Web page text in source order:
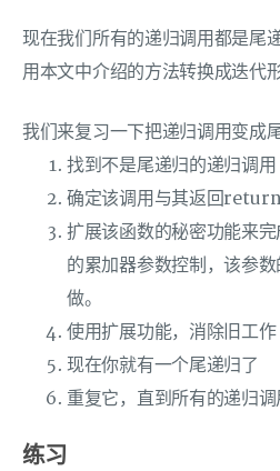
现在我们所有的递归调用都是尾
用本文中介绍的方法转换成迭代
我们来复习一下把递归调用变成
找到不是尾递归的递归调用
确定该调用与其返回
扩展该函数的秘密功能来
的累加器参数控制，该参
做。
使用扩展功能，消除旧工作
现在你就有一个尾递归了
重复它，直到所有的递归
练习